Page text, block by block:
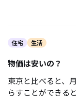
住宅 生活
物価は安いの？
東京と比べると、
らすことができる